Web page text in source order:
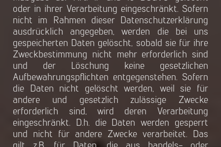
oder in ihrer Verarbeitung eingeschränkt. Sofern
nicht im Rahmen dieser Datenschutzerklärung
ausdrücklich angegeben, werden die bei uns
gespeicherten Daten gelöscht, sobald sie für ihre
Zweckbestimmung nicht mehr erforderlich sind
und der Löschung keine gesetzlichen
Aufbewahrungspflichten entgegenstehen. Sofern
die Daten nicht gelöscht werden, weil sie für
andere und gesetzlich zulässige Zwecke
erforderlich sind, wird deren Verarbeitung
eingeschränkt. D.h. die Daten werden gesperrt
und nicht für andere Zwecke verarbeitet. Das